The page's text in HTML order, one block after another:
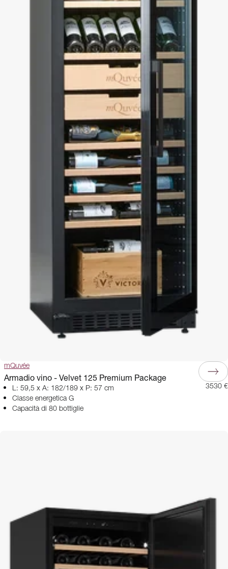
mQuvée
Armadio vino - Velvet 125 Premium Package
L: 59,5 x A: 182/189 x P: 57 cm
Classe energetica G
Capacità di 80 bottiglie
3530 €